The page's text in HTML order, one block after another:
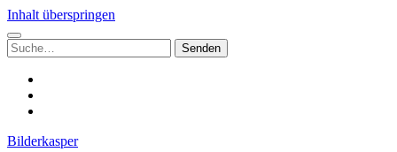
Inhalt überspringen
Suchen
nach:
Bilderkasper